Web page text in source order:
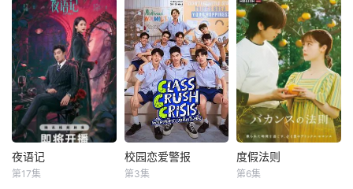
一本漫画《我的螃
蟹小
自我摧毁的“影后
帕塔查雅·平莎莫
龙婆和伙伴们意外
卷入一起钻石抢劫
案，成为警方怀疑
的对象【嘿叭电影-
热播电影免费在线
观看】为了证明自
己的清白、挽回声
誉，他们踏上了一
场惊险刺激、动作
不断的冒险之旅。
王大奇
本剧讲述了90年代
末，怒河市刑侦支
队在无普及监控、
无DNA鉴定技术的
支持下，通过摸
排、勘查等传统刑
侦手段，接连破获
数起重案要案的艰
难过程。案件设计
采用 “积案牵现案”
吉舒亦
军阀混战的民国奉
城，玉佛头离奇失
窃，戏班主横尸戏
台，将冷血少帅许
又安与昆曲名伶荣
筱楠推向不死不休
的对立绝境。而他
们不知，对方正是
自己苦寻多年的患
难“兄弟”。富商之
夜语记
夜语记
第17集
校园恋爱警报
校园恋爱警报
第3集
度假法则
度假法则
第6集